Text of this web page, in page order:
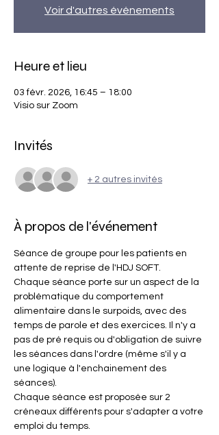
Voir d'autres événements
Heure et lieu
03 févr. 2026, 16:45 – 18:00
Visio sur Zoom
Invités
+ 2 autres invités
À propos de l'événement
Séance de groupe pour les patients en
attente de reprise de l'HDJ SOFT.
Chaque séance porte sur un aspect de la
problématique du comportement
alimentaire dans le surpoids, avec des
temps de parole et des exercices. Il n'y a
pas de pré requis ou d'obligation de suivre
les séances dans l'ordre (même s'il y a
une logique à l'enchainement des
séances).
Chaque séance est proposée sur 2
créneaux différents pour s'adapter a votre
emploi du temps.